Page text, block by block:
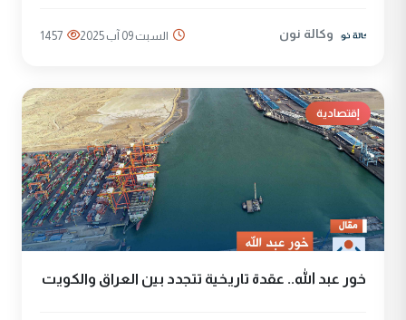
وكالة نون السبت 09 آب 2025 1457
إقتصادية
خور عبد الله.. عقدة تاريخية تتجدد بين العراق والكويت